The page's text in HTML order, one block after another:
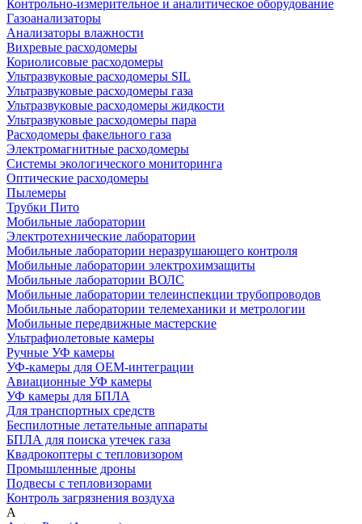
Контрольно-измерительное и аналитическое оборудование
Газоанализаторы
Анализаторы влажности
Вихревые расходомеры
Кориолисовые расходомеры
Ультразвуковые расходомеры SIL
Ультразвуковые расходомеры газа
Ультразвуковые расходомеры жидкости
Ультразвуковые расходомеры пара
Расходомеры факельного газа
Электромагнитные расходомеры
Системы экологического мониторинга
Оптические расходомеры
Пылемеры
Трубки Пито
Мобильные лаборатории
Электротехнические лаборатории
Мобильные лаборатории неразрушающего контроля
Мобильные лаборатории электрохимзащиты
Мобильные лаборатории ВОЛС
Мобильные лаборатории телеинспекции трубопроводов
Мобильные лаборатории телемеханики и метрологии
Мобильные передвижные мастерские
Ультрафиолетовые камеры
Ручные УФ камеры
УФ-камеры для OEM-интеграции
Авиационные УФ камеры
УФ камеры для БПЛА
Для транспортных средств
Беспилотные летательные аппараты
БПЛА для поиска утечек газа
Квадрокоптеры с тепловизором
Промышленные дроны
Подвесы с тепловизорами
Контроль загрязнения воздуха
A